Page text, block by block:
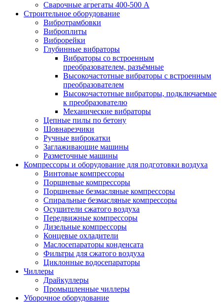
Сварочные агрегаты 400-500 А
Строительное оборудование
Вибротрамбовки
Виброплиты
Виброрейки
Глубинные вибраторы
Вибраторы со встроенным
преобразователем, разъёмные
Высокочастотные вибраторы с встроенным
преобразователем
Высокочастотные вибраторы, подключаемые
к преобразователю
Механические вибраторы
Цепные пилы по бетону
Шовнарезчики
Ручные виброкатки
Заглаживающие машины
Разметочные машины
Компрессоры и оборудование для подготовки воздуха
Винтовые компрессоры
Поршневые компрессоры
Поршневые безмасляные компрессоры
Спиральные безмасляные компрессоры
Осушители сжатого воздуха
Передвижные компрессоры
Дизельные компрессоры
Концевые охладители
Маслосепараторы конденсата
Фильтры для сжатого воздуха
Циклонные водосепараторы
Чиллеры
Драйкуллеры
Промышленные чиллеры
Уборочное оборудование